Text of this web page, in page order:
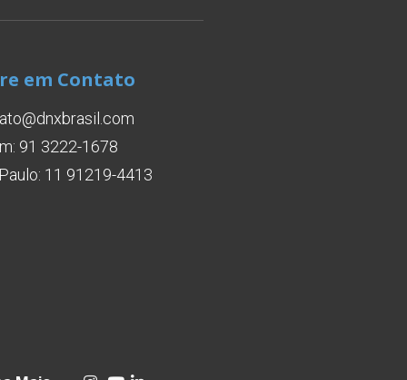
em Contato
91 3222-1678
11 91219-4413